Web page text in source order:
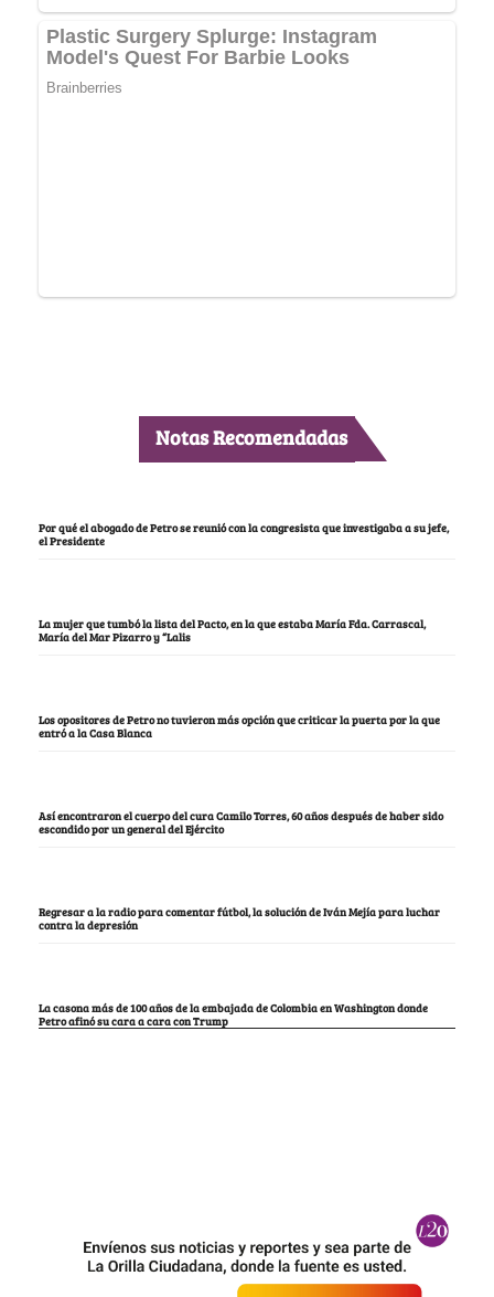
Notas Recomendadas
Por qué el abogado de Petro se reunió con la congresista que investigaba a su jefe,
el Presidente
La mujer que tumbó la lista del Pacto, en la que estaba María Fda. Carrascal,
María del Mar Pizarro y “Lalis
Los opositores de Petro no tuvieron más opción que criticar la puerta por la que
entró a la Casa Blanca
Así encontraron el cuerpo del cura Camilo Torres, 60 años después de haber sido
escondido por un general del Ejército
Regresar a la radio para comentar fútbol, la solución de Iván Mejía para luchar
contra la depresión
La casona más de 100 años de la embajada de Colombia en Washington donde
Petro afinó su cara a cara con Trump